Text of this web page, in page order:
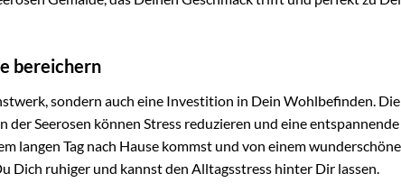
bereichern
sondern auch eine Investition in Dein Wohlbefinden. Die
Seerosen können Stress reduzieren und eine entspannende
langen Tag nach Hause kommst und von einem
Dich ruhiger und kannst den Alltagsstress hinter Dir lassen.